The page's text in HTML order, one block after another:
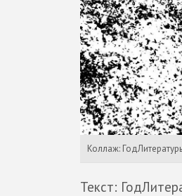
Коллаж:
Текст: